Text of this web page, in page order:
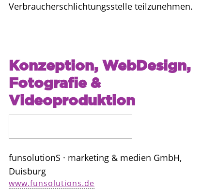
Verbraucherschlichtungsstelle teilzunehmen.
Konzeption, WebDesign,
Fotografie &
Videoproduktion
funsolutionS · marketing & medien GmbH,
Duisburg
www.funsolutions.de